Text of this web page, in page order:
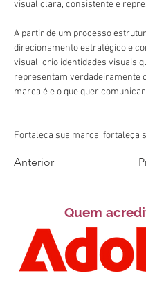
visual clara, consistente e
A partir de um processo
direcionamento estratégico e
visual, crio identidades visuais
representam verdadeiramente
marca é e o que quer comunicar.
Fortaleça sua marca, fortaleça
Anterior
Quem